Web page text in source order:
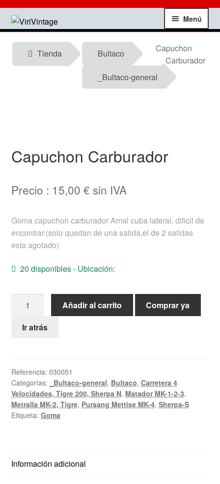
Ir
a
navegación
Ir
al
Menú
Tienda
Noticias
Ayuda
Tienda Bultaco
_Bultaco-general
Capuchon
Carburador
Capuchon Carburador
Precio : 15,00 € sin IVA
Goma capuchon carburador Amal cuba lateral, dificil de
encontrar.(solo quedan de una salida,el de 2 salidas
esta agotado)
20 disponibles - Ubicación:
Carburador
cantidad
Añadir al carrito
Comprar ya
Ir atrás
Referencia: 030051
Categorías:
_Bultaco-general, Bultaco, Carretera 4
Velocidades, Tigre 200, Sherpa N, Matador MK-1-2-3,
Metralla MK-2, Tigre, Pursang Mettise MK-4, Sherpa-S
Etiqueta: Goma
Información adicional